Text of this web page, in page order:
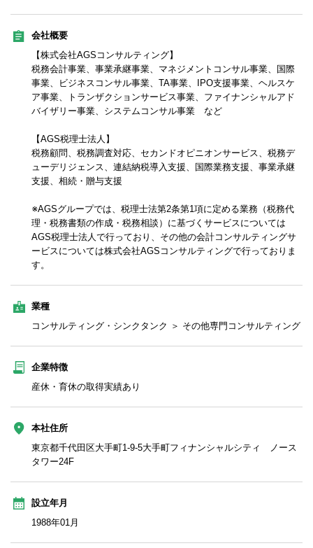
会社概要
【株式会社AGSコンサルティング】
税務会計事業、事業承継事業、マネジメントコンサル事業、国際
事業、ビジネスコンサル事業、TA事業、IPO支援事業、ヘルスケ
ア事業、トランザクションサービス事業、ファイナンシャルアド
バイザリー事業、システムコンサル事業 など
【AGS税理士法人】
税務顧問、税務調査対応、セカンドオピニオンサービス、税務デ
ューデリジェンス、連結納税導入支援、国際業務支援、事業承継
支援、相続・贈与支援
※AGSグループでは、税理士法第2条第1項に定める業務（税務代
理・税務書類の作成・税務相談）に基づくサービスについては
AGS税理士法人で行っており、その他の会計コンサルティングサ
ービスについては株式会社AGSコンサルティングで行っておりま
す。
業種
コンサルティング・シンクタンク ＞ その他専門コンサルティング
企業特徴
産休・育休の取得実績あり
本社住所
東京都千代田区大手町1-9-5大手町フィナンシャルシティ ノース
タワー24F
設立年月
1988年01月